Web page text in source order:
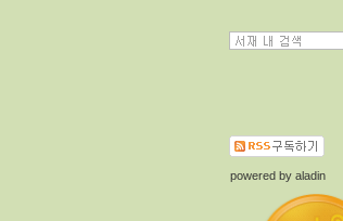
powered by aladin